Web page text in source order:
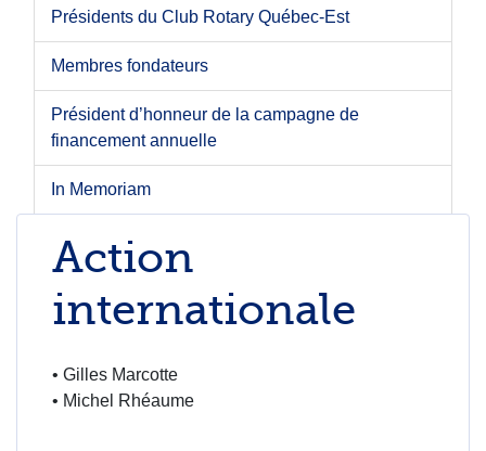
Présidents du Club Rotary Québec-Est
Membres fondateurs
Président d’honneur de la campagne de
financement annuelle
In Memoriam
Action
internationale
• Gilles Marcotte
• Michel Rhéaume